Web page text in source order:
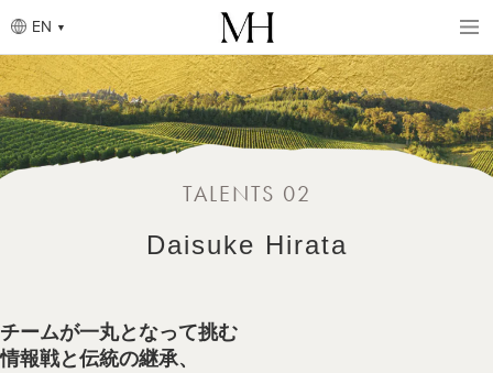
Skip
to
main
content
EN
Breadcrumb
TALENTS 02
Daisuke Hirata
チームが一丸となって挑む
情報戦と伝統の継承、